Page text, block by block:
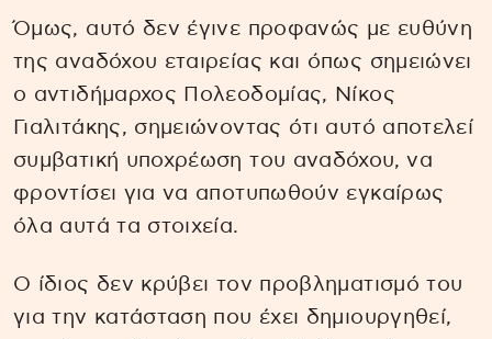
Όμως, αυτό δεν έγινε προφανώς με ευθύνη
της αναδόχου εταιρείας και όπως σημειώνει
ο αντιδήμαρχος Πολεοδομίας, Νίκος
Γιαλιτάκης, σημειώνοντας ότι αυτό αποτελεί
συμβατική υποχρέωση του αναδόχου, να
φροντίσει για να αποτυπωθούν εγκαίρως
όλα αυτά τα στοιχεία.
Ο ίδιος δεν κρύβει τον προβληματισμό του
για την κατάσταση που έχει δημιουργηθεί,